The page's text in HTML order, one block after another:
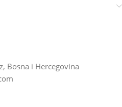
Bosna i Hercegovina